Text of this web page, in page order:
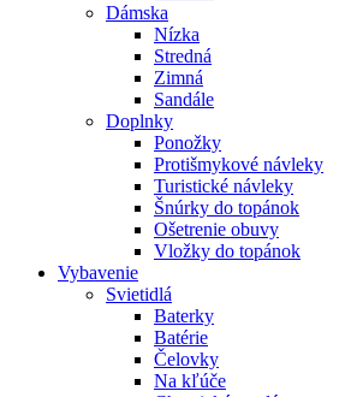
Dámska
Nízka
Stredná
Zimná
Sandále
Doplnky
Ponožky
Protišmykové návleky
Turistické návleky
Šnúrky do topánok
Ošetrenie obuvy
Vložky do topánok
Vybavenie
Svietidlá
Baterky
Batérie
Čelovky
Na kľúče